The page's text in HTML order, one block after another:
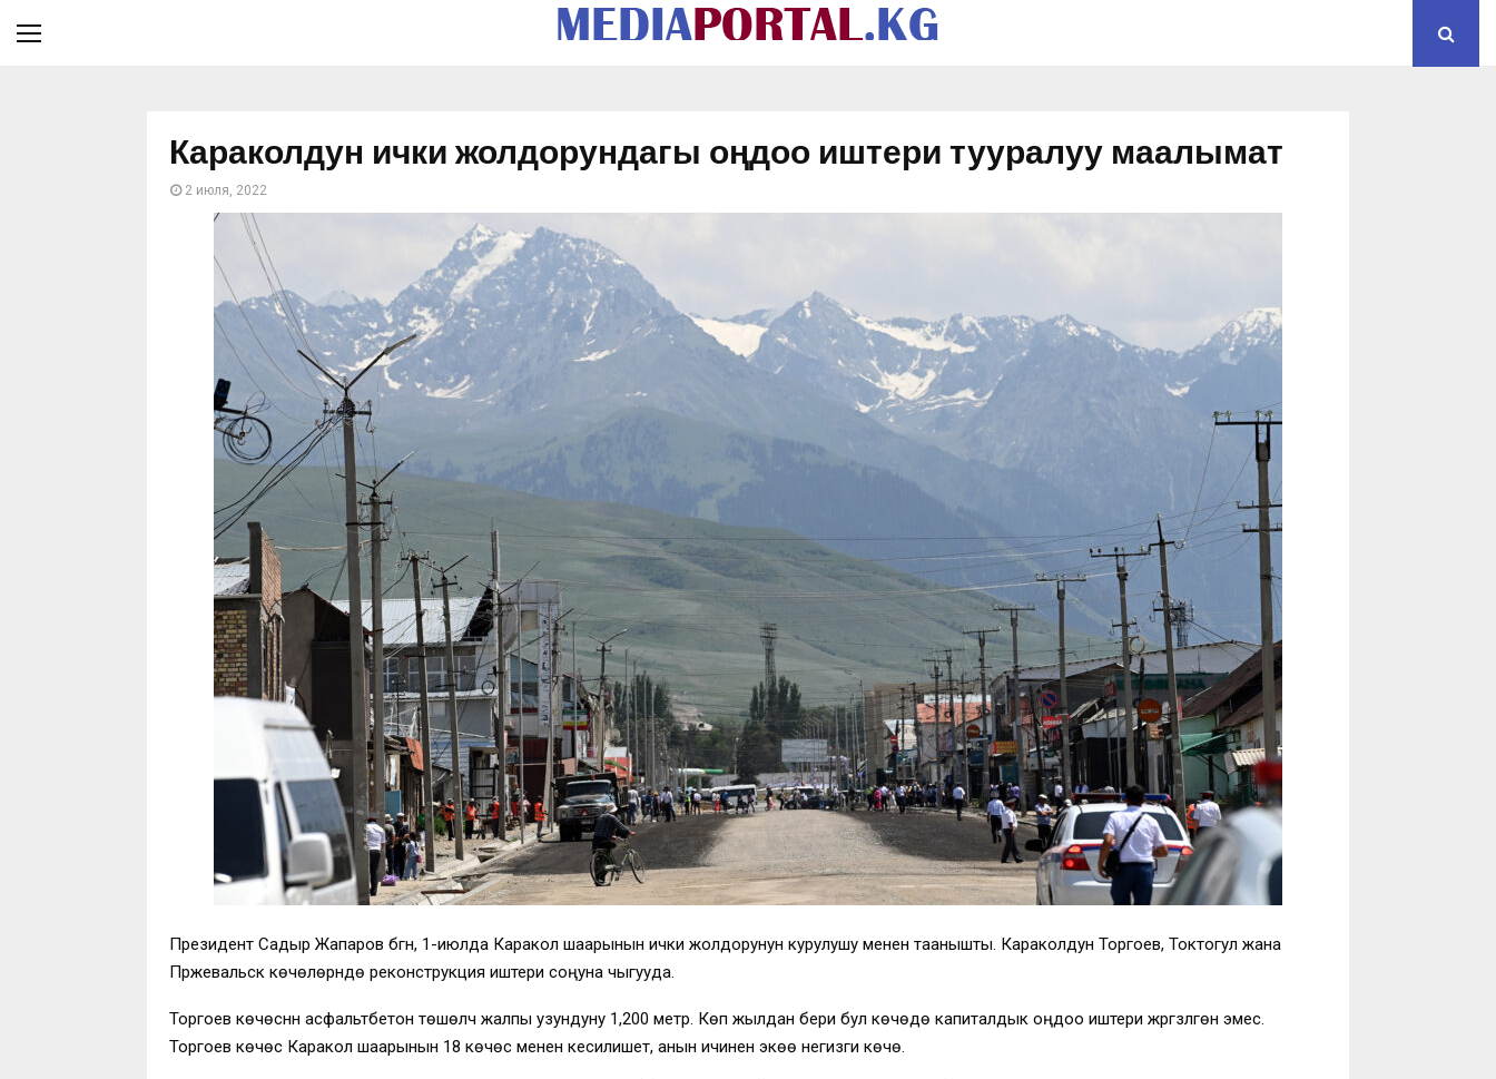
Караколдун ички жолдорундагы оңдоо иштери тууралуу маалымат
2 июля, 2022
Президент Садыр Жапаров бүгүн, 1-июлда Каракол шаарынын ички жолдорунун курулушу менен таанышты. Караколдун Торгоев, Токтогул жана
Пржевальск көчөлөрүндө реконструкция иштери соңуна чыгууда.
Торгоев көчөсүнүн асфальтбетон төшөлчү жалпы узундуну 1,200 метр. Көп жылдан бери бул көчөдө капиталдык оңдоо иштери жүргүзүлгөн эмес.
Торгоев көчөсү Каракол шаарынын 18 көчөсү менен кесилишет, анын ичинен экөө негизги көчө.